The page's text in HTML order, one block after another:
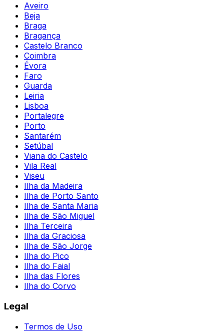
Aveiro
Beja
Braga
Bragança
Castelo Branco
Coimbra
Évora
Faro
Guarda
Leiria
Lisboa
Portalegre
Porto
Santarém
Setúbal
Viana do Castelo
Vila Real
Viseu
Ilha da Madeira
Ilha de Porto Santo
Ilha de Santa Maria
Ilha de São Miguel
Ilha Terceira
Ilha da Graciosa
Ilha de São Jorge
Ilha do Pico
Ilha do Faial
Ilha das Flores
Ilha do Corvo
Legal
Termos de Uso